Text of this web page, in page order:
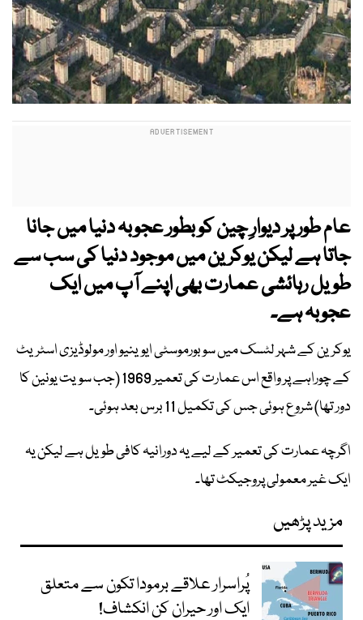
عام طور پر دیوارِ چین کو بطور عجوبہ دنیا میں جانا
جاتا ہے لیکن یوکرین میں موجود دنیا کی سب سے
طویل رہائشی عمارت بھی اپنے آپ میں ایک
عجوبہ ہے۔
یوکرین کے شہر لٹسک میں سوبورموسٹی ایوینیو اور مولوڈیزی اسٹریٹ
کے چوراہے پر واقع اس عمارت کی تعمیر 1969 (جب سویت یونین کا
دور تھا) شروع ہوئی جس کی تکمیل 11 برس بعد ہوئی۔
اگرچہ عمارت کی تعمیر کے لیے یہ دورانیہ کافی طویل ہے لیکن یہ
ایک غیر معمولی پروجیکٹ تھا۔
مزید پڑھیں
پُراسرار علاقے برمودا تکون سے متعلق
ایک اور حیران کن انکشاف!